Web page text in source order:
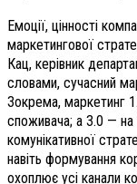
Емоції, цінності
маркетингової
Кац, керівник
словами, сучасний
Зокрема, маркетинг
споживача; а 3.0 — на
комунікативної
навіть формування
охоплює усі канали